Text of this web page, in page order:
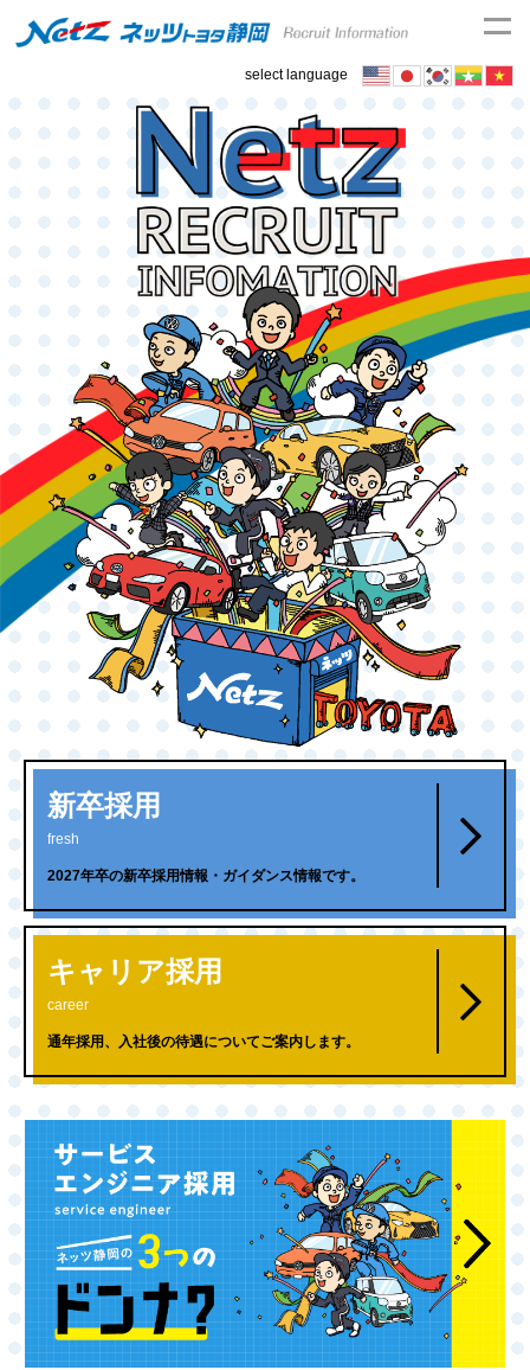
select language
新卒採用
fresh
2027年卒の新卒採用情報・ガイダンス情報です。
キャリア採用
career
通年採用、入社後の待遇についてご案内します。